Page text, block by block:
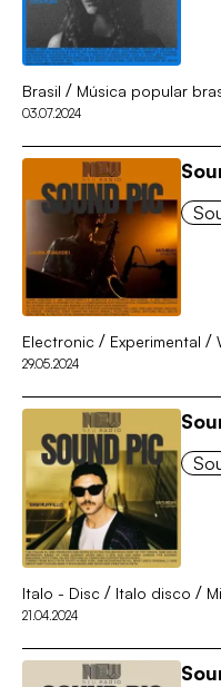
Brasil / Música popular
03.07.2024
Electronic / Experimental /
29.05.2024
Italo - Disc / Italo disco /
21.04.2024